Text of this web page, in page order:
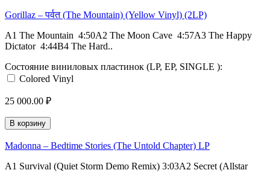
Gorillaz – पर्वत (The Mountain) (Yellow Vinyl) (2LP)
A1 The Mountain 4:50A2 The Moon Cave 4:57A3 The Happy
Dictator 4:44B4 The Hard..
Состояние виниловых пластинок (LP, EP, SINGLE ):
Colored Vinyl
25 000.00 ₽
В корзину
Madonna – Bedtime Stories (The Untold Chapter) LP
A1 Survival (Quiet Storm Demo Remix) 3:03A2 Secret (Allstar